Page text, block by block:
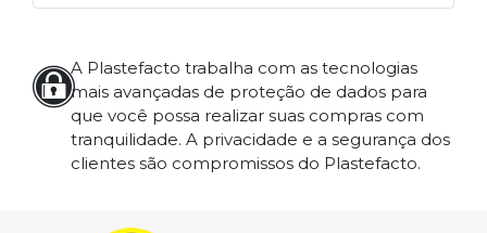
A Plastefacto trabalha com as tecnologias
mais avançadas de proteção de dados para
que você possa realizar suas compras com
tranquilidade. A privacidade e a segurança dos
clientes são compromissos do Plastefacto.